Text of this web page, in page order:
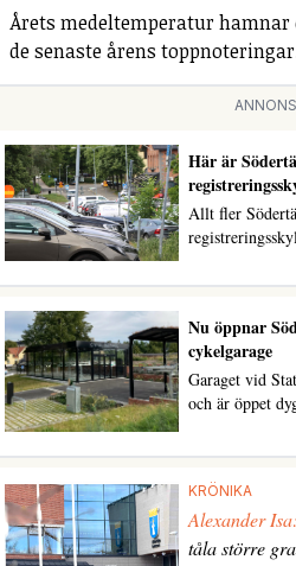
Årets medeltemperatur
de senaste årens
ANNONS
Här är
Allt fler
Nu öppnar
cykelgarage
Garaget vid
och är öppet
KRÖNIKA
Alexander Isa:
tåla större